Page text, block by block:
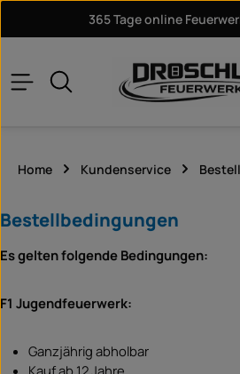
Zum Hauptinhalt springen
365 Tage online
Home Kundenservice
Bestellbedingungen
Es gelten folgende Bedingungen:
F1 Jugendfeuerwerk:
Ganzjährig abholbar
Kauf ab 12 Jahre